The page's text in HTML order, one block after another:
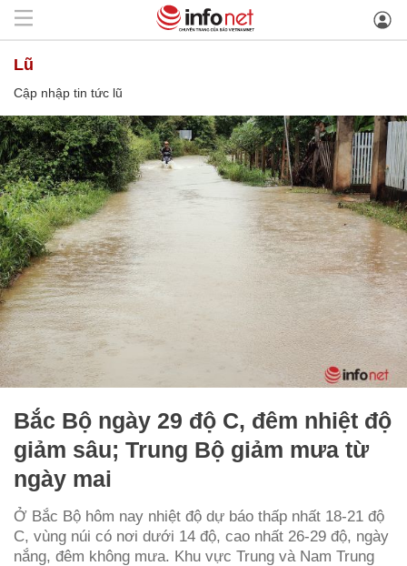
lũ
Cập nhập tin tức lũ
Bắc Bộ ngày 29 độ C, đêm nhiệt độ
giảm sâu; Trung Bộ giảm mưa từ
ngày mai
Ở Bắc Bộ hôm nay nhiệt độ dự báo thấp nhất 18-21 độ
C, vùng núi có nơi dưới 14 độ, cao nhất 26-29 độ, ngày
nắng, đêm không mưa. Khu vực Trung và Nam Trung